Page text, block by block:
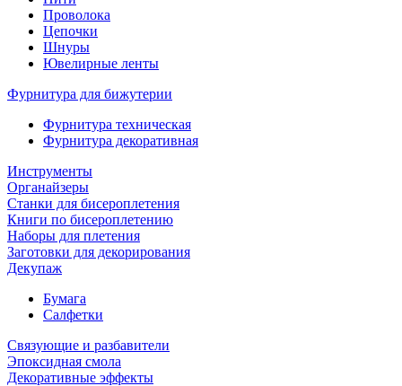
Проволока
Цепочки
Шнуры
Ювелирные ленты
Фурнитура для бижутерии
Фурнитура техническая
Фурнитура декоративная
Инструменты
Органайзеры
Станки для бисероплетения
Книги по бисероплетению
Наборы для плетения
Заготовки для декорирования
Декупаж
Бумага
Салфетки
Связующие и разбавители
Эпоксидная смола
Декоративные эффекты